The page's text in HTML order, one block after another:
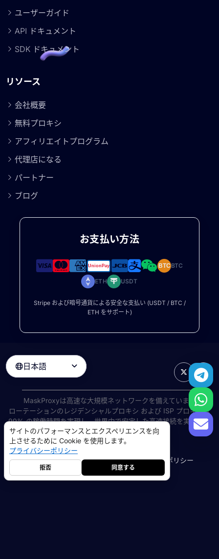
ユーザーガイド
API ドキュメント
SDK ドキュメント
リソース
会社概要
無料プロキシ
アフィリエイトプログラム
代理店になる
パートナー
ブログ
お支払い方法
BTCBTC
ETH USDT
Stripe および暗号通貨による安全な支払い (USDT / BTC /
ETH をサポート)
日本語 
MaskProxyは高速な大規模ネットワークを備えています
ローテーションのレジデンシャルプロキシ および ISP プロキシは
99% の稼働時間を実現し、世界中で安定した高速接続を実現しま
す。
©2026AIWAY LIMITED. 無断転載を禁じます.
利用規約プライバシーポリシー返金ポリシーCookie ポリシー
サイトのパフォーマンスとエクスペリエンスを向
上させるために Cookie を使用します。
プライバシーポリシー
拒否 同意する